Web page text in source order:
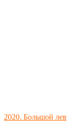
2020. Большой лев